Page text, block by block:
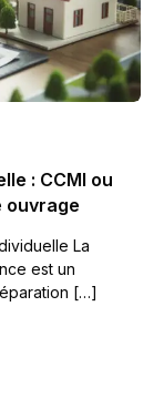
: CCMI ou
ouvrage
La
est un
[…]